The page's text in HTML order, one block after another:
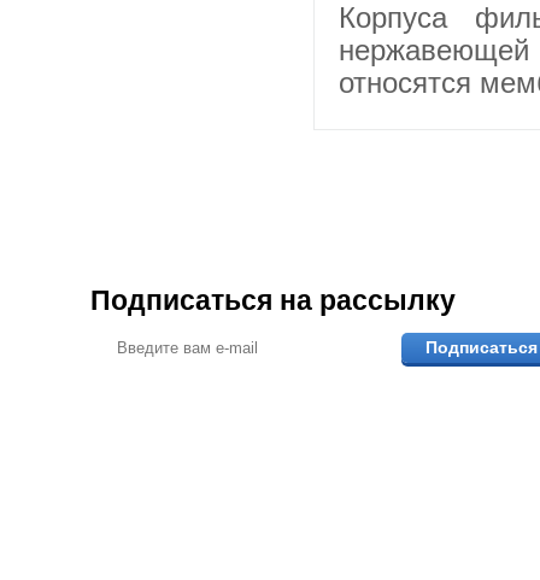
Корпуса
нержавеющей
относятся
Подписаться на рассылку
Подписаться